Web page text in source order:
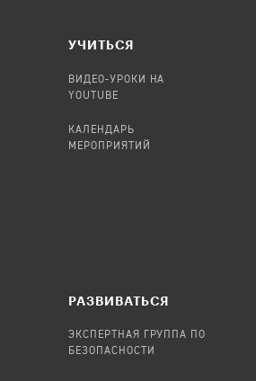
УЧИТЬСЯ
ВИДЕО-УРОКИ НА
YOUTUBE
КАЛЕНДАРЬ
МЕРОПРИЯТИЙ
РАЗВИВАТЬСЯ
ЭКСПЕРТНАЯ ГРУППА ПО
БЕЗОПАСНОСТИ